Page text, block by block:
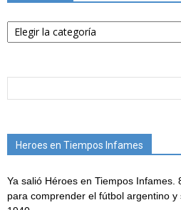
Categorías
Heroes en Tiempos Infames
Ya salió Héroes en Tiempos Infames.
para comprender el fútbol argentino